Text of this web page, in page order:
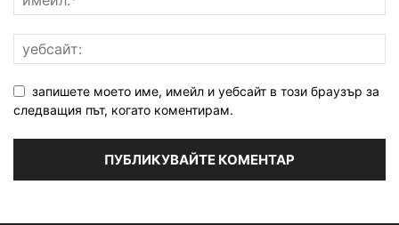
запишете моето име, имейл и уебсайт в този браузър за
следващия път, когато коментирам.